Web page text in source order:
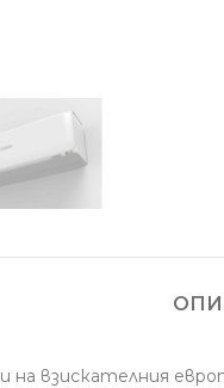
на взискателния